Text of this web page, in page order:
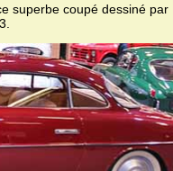
superbe coupé dessiné par